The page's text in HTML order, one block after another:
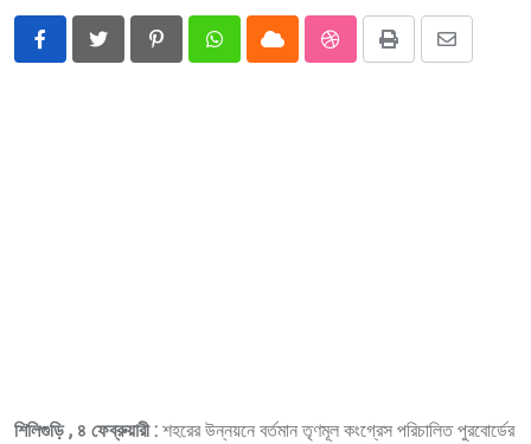
PinterestWhatsappCloud StumbleUpon
Print
Share
শিলিগুড়ি , ৪ ফেব্রুয়ারী : শহরের উন্নয়নে বর্তমান তৃণমূল কংগ্রেস পরিচালিত পুরবোর্ডের